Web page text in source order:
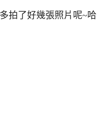
拍了好幾張照片呢~哈